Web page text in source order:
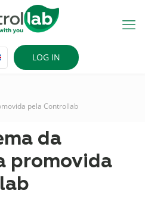
LOG IN
pela Controllab
da
promovida